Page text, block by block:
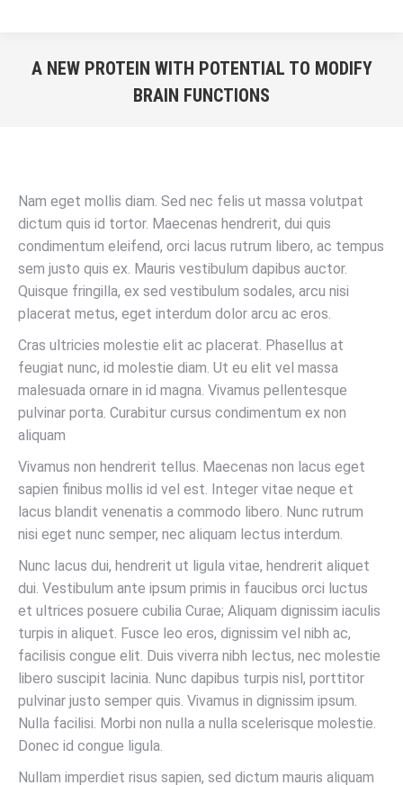
A NEW PROTEIN WITH POTENTIAL TO MODIFY
BRAIN FUNCTIONS
Nam eget mollis diam. Sed nec felis ut massa volutpat
dictum quis id tortor. Maecenas hendrerit, dui quis
condimentum eleifend, orci lacus rutrum libero, ac tempus
sem justo quis ex. Mauris vestibulum dapibus auctor.
Quisque fringilla, ex sed vestibulum sodales, arcu nisi
placerat metus, eget interdum dolor arcu ac eros.
Cras ultricies molestie elit ac placerat. Phasellus at
feugiat nunc, id molestie diam. Ut eu elit vel massa
malesuada ornare in id magna. Vivamus pellentesque
pulvinar porta. Curabitur cursus condimentum ex non
aliquam
Vivamus non hendrerit tellus. Maecenas non lacus eget
sapien finibus mollis id vel est. Integer vitae neque et
lacus blandit venenatis a commodo libero. Nunc rutrum
nisi eget nunc semper, nec aliquam lectus interdum.
Nunc lacus dui, hendrerit ut ligula vitae, hendrerit aliquet
dui. Vestibulum ante ipsum primis in faucibus orci luctus
et ultrices posuere cubilia Curae; Aliquam dignissim iaculis
turpis in aliquet. Fusce leo eros, dignissim vel nibh ac,
facilisis congue elit. Duis viverra nibh lectus, nec molestie
libero suscipit lacinia. Nunc dapibus turpis nisl, porttitor
pulvinar justo semper quis. Vivamus in dignissim ipsum.
Nulla facilisi. Morbi non nulla a nulla scelerisque molestie.
Donec id congue ligula.
Nullam imperdiet risus sapien, sed dictum mauris aliquam